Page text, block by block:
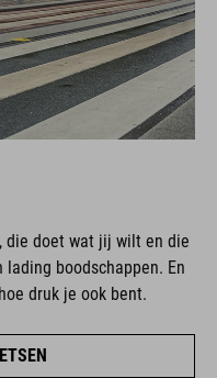
doet wat jij wilt en die
boodschappen. En
druk je ook bent.